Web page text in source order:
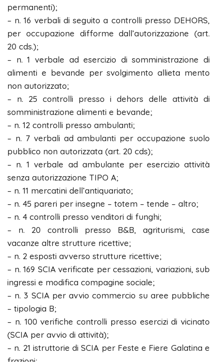
permanenti);
– n. 16 verbali di seguito a controlli presso DEHORS,
per occupazione difforme dall’autorizzazione (art.
20 cds.);
– n. 1 verbale ad esercizio di somministrazione di
alimenti e bevande per svolgimento allieta mento
non autorizzato;
– n. 25 controlli presso i dehors delle attività di
somministrazione alimenti e bevande;
– n. 12 controlli presso ambulanti;
– n. 7 verbali ad ambulanti per occupazione suolo
pubblico non autorizzata (art. 20 cds);
– n. 1 verbale ad ambulante per esercizio attività
senza autorizzazione TIPO A;
– n. 11 mercatini dell’antiquariato;
– n. 45 pareri per insegne – totem – tende – altro;
– n. 4 controlli presso venditori di funghi;
– n. 20 controlli presso B&B, agriturismi, case
vacanze altre strutture ricettive;
– n. 2 esposti avverso strutture ricettive;
– n. 169 SCIA verificate per cessazioni, variazioni, sub
ingressi e modifica compagine sociale;
– n. 3 SCIA per avvio commercio su aree pubbliche
– tipologia B;
– n. 100 verifiche controlli presso esercizi di vicinato
(SCIA per avvio di attività);
– n. 21 istruttorie di SCIA per Feste e Fiere Galatina e